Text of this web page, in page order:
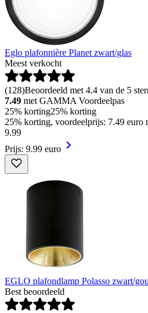
Eglo plafonnière Planet zwart/glas
Meest verkocht
(128)Beoordeeld met 4.4 van de 5
7.49 met GAMMA Voordeelpas
25% korting25% korting
25% korting, voordeelprijs: 7.49
9.99
Prijs: 9.99 euro
EGLO plafondlamp Polasso zwart/
Best beoordeeld